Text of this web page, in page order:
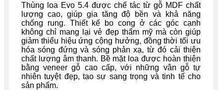
Thùng loa Evo 5.4 được chế tác từ gỗ MDF chất
lượng cao, giúp gia tăng độ bền và khả năng
chống rung. Thiết kế bo cong ở các góc cạnh
không chỉ mang lại vẻ đẹp thẩm mỹ mà còn giúp
giảm thiểu hiệu ứng cộng hưởng, đồng thời tối ưu
hóa sóng đứng và sóng phản xạ, từ đó cải thiện
chất lượng âm thanh. Bề mặt loa được hoàn thiện
bằng veneer gỗ cao cấp, với những vân gỗ tự
nhiên tuyệt đẹp, tạo sự sang trọng và tinh tế cho
sản phẩm.